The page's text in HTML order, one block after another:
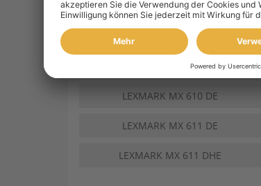
LEXMARK MX 522 ADHS
LEXMARK MX 522 DHE
LEXMARK MX 532 ADWE
LEXMARK MX 610 DE
LEXMARK MX 611 DE
LEXMARK MX 611 DHE